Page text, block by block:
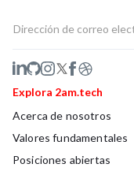
Explora 2am.tech
Acerca de nosotros
Valores fundamentales
Posiciones abiertas